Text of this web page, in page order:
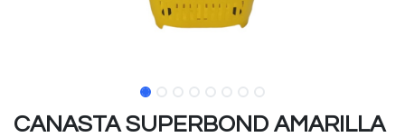
CANASTA SUPERBOND AMARILLA